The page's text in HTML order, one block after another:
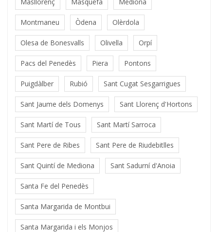
Montmaneu Òdena Olèrdola
Olesa de Bonesvalls Olivella Orpí
Pacs del Penedès Piera Pontons
Puigdàlber Rubió Sant Cugat Sesgarrigues
Sant Jaume dels Domenys Sant Llorenç d'Hortons
Sant Martí de Tous Sant Martí Sarroca
Sant Pere de Ribes Sant Pere de Riudebitlles
Sant Quintí de Mediona Sant Sadurní d'Anoia
Santa Fe del Penedès
Santa Margarida de Montbui
Santa Margarida i els Monjos